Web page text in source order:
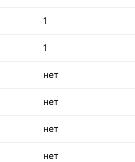
1
1
нет
нет
нет
нет